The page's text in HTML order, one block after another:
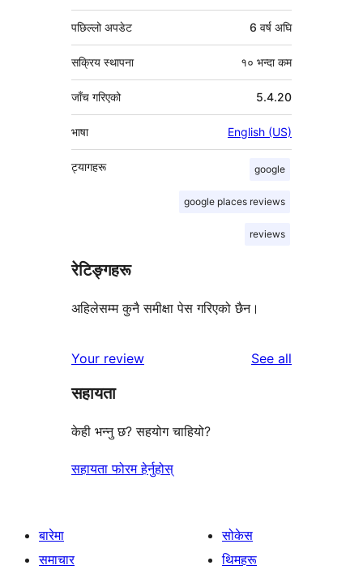
पछिल्लो अपडेट 6 वर्ष अघि
सक्रिय स्थापना १० भन्दा कम
जाँच गरिएको 5.4.20
भाषा English (US)
ट्यागहरू google
google places reviews
reviews
रेटिङ्गहरू
अहिलेसम्म कुनै समीक्षा पेस गरिएको छैन।
Your review See all
सहायता
केही भन्नु छ? सहयोग चाहियो?
सहायता फोरम हेर्नुहोस्
बारेमा
समाचार
सोकेस
थिमहरू